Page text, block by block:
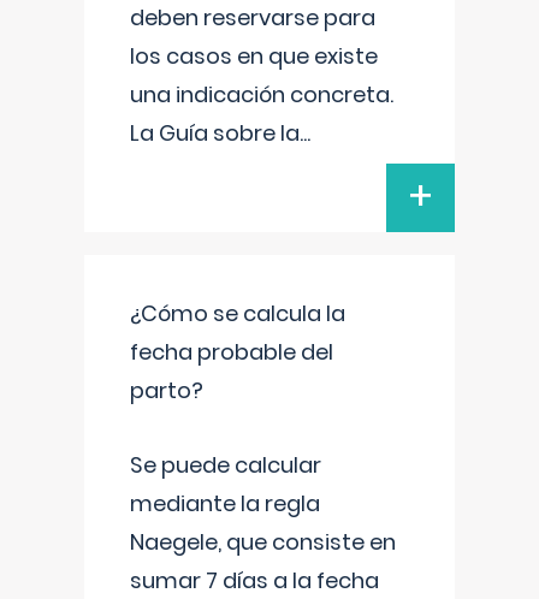
deben reservarse para
los casos en que existe
una indicación concreta.
La Guía sobre la...
+
¿Cómo se calcula la
fecha probable del
parto?
Se puede calcular
mediante la regla
Naegele, que consiste en
sumar 7 días a la fecha